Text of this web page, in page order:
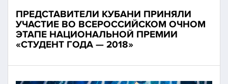
ПРЕДСТАВИТЕЛИ КУБАНИ ПРИНЯЛИ
УЧАСТИЕ ВО ВСЕРОССИЙСКОМ ОЧНОМ
ЭТАПЕ НАЦИОНАЛЬНОЙ ПРЕМИИ
«СТУДЕНТ ГОДА — 2018»